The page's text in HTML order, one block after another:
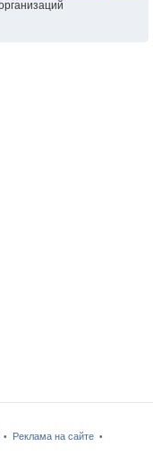
• Реклама на сайте •